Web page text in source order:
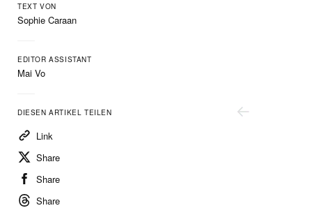
TEXT VON
Sophie Caraan
EDITOR ASSISTANT
Mai Vo
DIESEN ARTIKEL TEILEN
Link
Share
Share
Share